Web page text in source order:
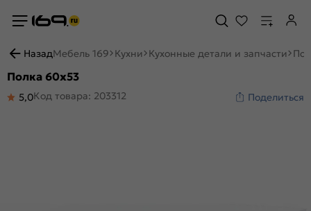
НазадМебель 169 Кухни Кухонные детали и запчасти
Полка 60х53
5,0Код товара: 203312 Поделиться